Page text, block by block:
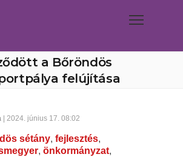
a Bőröndös
felújítása
| 2024. június 17. 08:02
sétány, fejlesztés,
, önkormányzat,